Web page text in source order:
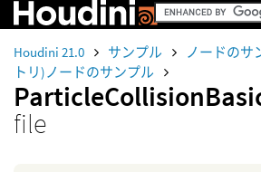
Houdini 21.0 サンプル ノードのサ
トリ)ノードのサンプル
file